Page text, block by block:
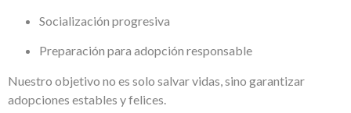
Socialización progresiva
Preparación para adopción responsable
Nuestro objetivo no es solo salvar vidas, sino garantizar
adopciones estables y felices.